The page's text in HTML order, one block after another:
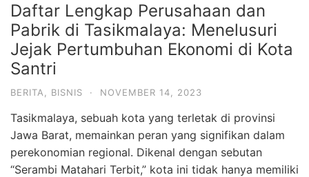
Daftar Lengkap Perusahaan dan
Pabrik di Tasikmalaya: Menelusuri
Jejak Pertumbuhan Ekonomi di Kota
Santri
BERITA BISNIS · NOVEMBER 14, 2023
Tasikmalaya, sebuah kota yang terletak di provinsi
Jawa Barat, memainkan peran yang signifikan dalam
perekonomian regional. Dikenal dengan sebutan
“Serambi Matahari Terbit,” kota ini tidak hanya memiliki